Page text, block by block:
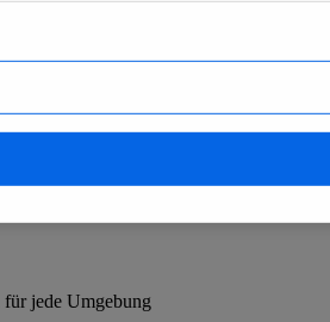
und -prognosen
entdecken
jede Umgebung